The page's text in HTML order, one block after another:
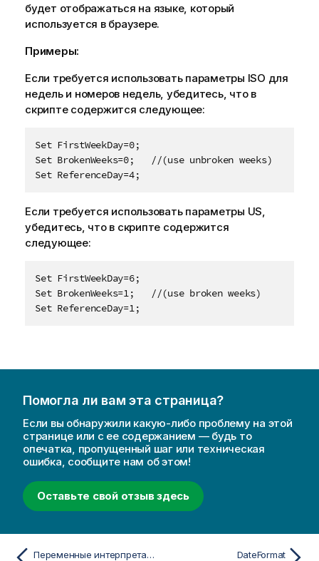
будет отображаться на языке, который
используется в браузере.
Примеры:
Если требуется использовать параметры ISO для
недель и номеров недель, убедитесь, что в
скрипте содержится следующее:
Set FirstWeekDay=0;
Set BrokenWeeks=0;   //(use unbroken weeks)
Set ReferenceDay=4;
Если требуется использовать параметры US,
убедитесь, что в скрипте содержится
следующее:
Set FirstWeekDay=6;
Set BrokenWeeks=1;   //(use broken weeks)
Set ReferenceDay=1;
Помогла ли вам эта страница?
Если вы обнаружили какую-либо проблему на этой
странице или с ее содержанием — будь то
опечатка, пропущенный шаг или техническая
ошибка, сообщите нам об этом!
Оставьте свой отзыв здесь
Переменные интерпретации числа DateFormat